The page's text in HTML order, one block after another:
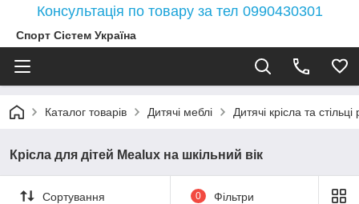
Консультація по товару за тел 0990430301
Спорт Сістем Україна
Каталог товарів Дитячі меблі Дитячі крісла та стільці
Крісла для дітей Mealux на шкільний вік
Сортування 0 Фільтри